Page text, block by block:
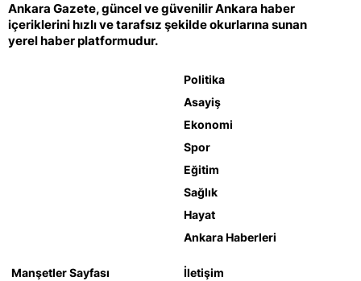
Ankara Gazete, güncel ve güvenilir Ankara haber
içeriklerini hızlı ve tarafsız şekilde okurlarına sunan
yerel haber platformudur.
Politika
Asayiş
Ekonomi
Spor
Eğitim
Sağlık
Hayat
Ankara Haberleri
Manşetler Sayfası
İletişim